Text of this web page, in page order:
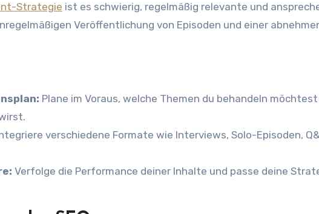
Strategie ist es schwierig, regelmäßig relevante und
Veröffentlichung von Episoden und einer
Plane im Voraus, welche Themen du behandeln
verschiedene Formate wie Interviews, Solo-Episoden,
Verfolge die Performance deiner Inhalte und passe deine